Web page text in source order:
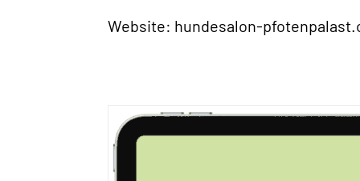
Website: hundesalon-